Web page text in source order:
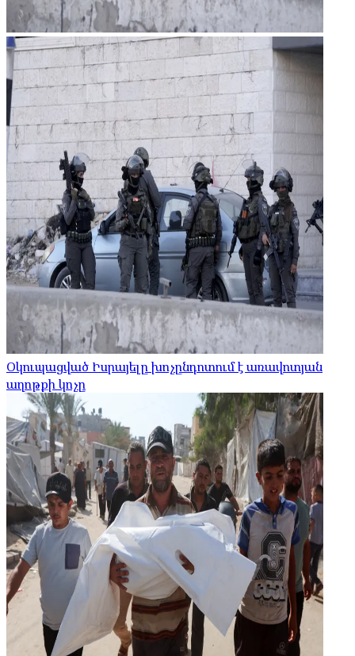
Օկուպացված Իսրայելը խոչընդոտում է առավոտյան
աղոթքի կոչը